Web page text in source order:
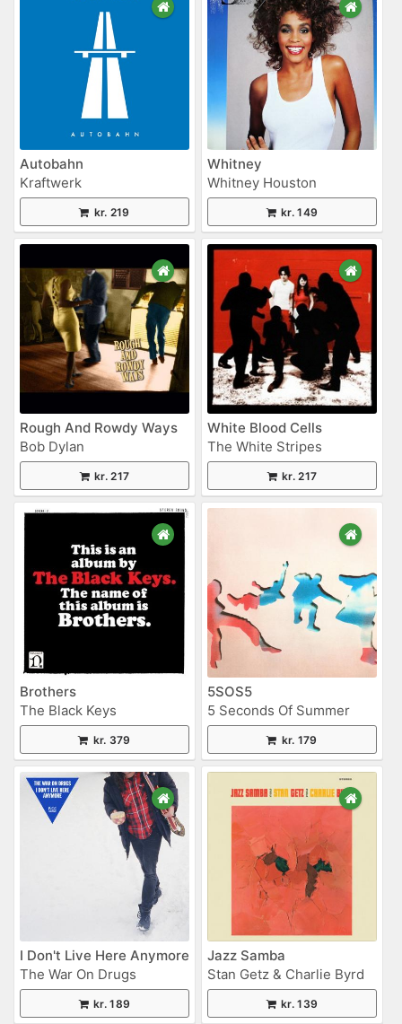
Autobahn
Kraftwerk
kr. 219
Whitney
Whitney Houston
kr. 149
Rough And Rowdy Ways
Bob Dylan
kr. 217
White Blood Cells
The White Stripes
kr. 217
Brothers
The Black Keys
kr. 379
5SOS5
5 Seconds Of Summer
kr. 179
I Don't Live Here Anymore
The War On Drugs
kr. 189
Jazz Samba
Stan Getz & Charlie Byrd
kr. 139